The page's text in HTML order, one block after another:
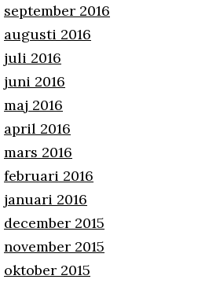
september 2016
augusti 2016
juli 2016
juni 2016
maj 2016
april 2016
mars 2016
februari 2016
januari 2016
december 2015
november 2015
oktober 2015